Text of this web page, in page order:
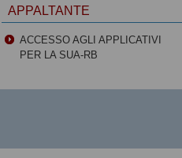
APPALTANTE
ACCESSO AGLI APPLICATIVI
PER LA SUA-RB